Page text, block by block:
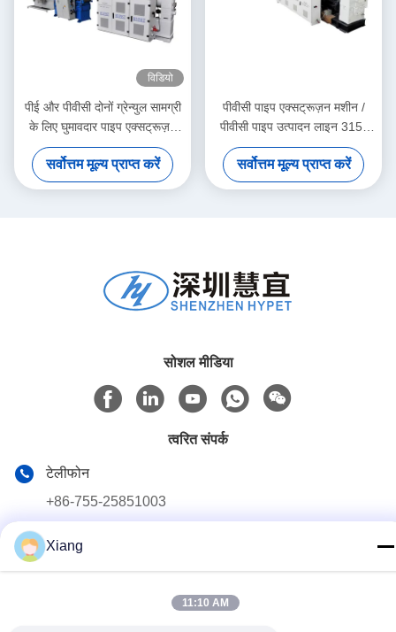
विडियो
पीई और पीवीसी दोनों ग्रेन्युल सामग्री
के लिए घुमावदार पाइप एक्सट्रूज़न
मशीन
सर्वोत्तम मूल्य प्राप्त करें
पीवीसी पाइप एक्सट्रूज़न मशीन /
पीवीसी पाइप उत्पादन लाइन 315-
630
सर्वोत्तम मूल्य प्राप्त करें
सोशल मीडिया
त्वरित संपर्क
टेलीफोन
+86-755-25851003
ईमेल
Xiang
11:10 AM